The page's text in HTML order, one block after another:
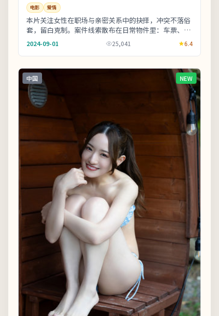
电影 爱情
本片关注女性在职场与亲密关系中的抉择，冲突不落俗
套，留白克制。案件线索散布在日常物件里：车票、收
据、旧照片皆可能成为钥匙。欢迎在观影记录里写下
2024-09-01 25,041 6.4
中国 NEW